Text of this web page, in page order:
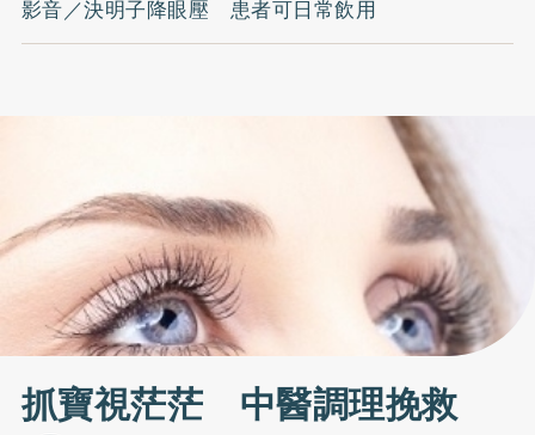
影音／決明子降眼壓 患者可日常飲用
抓寶視茫茫 中醫調理挽救